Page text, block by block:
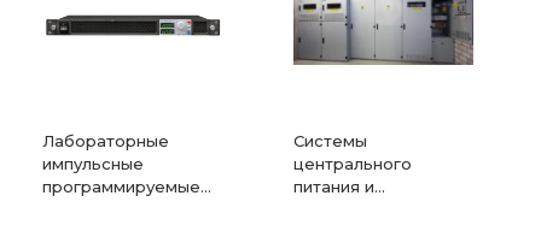
Лабораторные
импульсные
программируемые
Системы
центрального
питания и